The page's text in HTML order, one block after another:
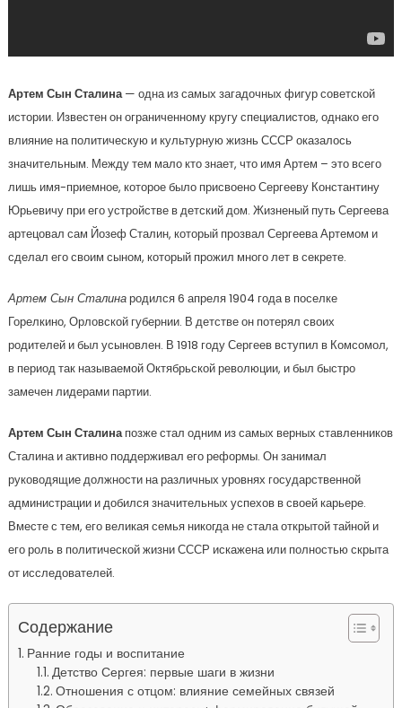
Артем Сын Сталина— одна из самых загадочных фигур советской
истории. Известен он ограниченному кругу специалистов, однако его
влияние на политическую и культурную жизнь СССР оказалось
значительным. Между тем мало кто знает, что имя Артем – это всего
лишь имя-приемное, которое было присвоено Сергееву Константину
Юрьевичу при его устройстве в детский дом. Жизненый путь Сергеева
артецовал сам Йозеф Сталин, который прозвал Сергеева Артемом и
сделал его своим сыном, который прожил много лет в секрете.
Артем Сын Сталинародился 6 апреля 1904 года в поселке
Горелкино, Орловской губернии. В детстве он потерял своих
родителей и был усыновлен. В 1918 году Сергеев вступил в Комсомол,
в период так называемой Октябрьской революции, и был быстро
замечен лидерами партии.
Артем Сын Сталинапозже стал одним из самых верных ставленников
Сталина и активно поддерживал его реформы. Он занимал
руководящие должности на различных уровнях государственной
администрации и добился значительных успехов в своей карьере.
Вместе с тем, его великая семья никогда не стала открытой тайной и
его роль в политической жизни СССР искажена или полностью скрыта
от исследователей.
Содержание
Ранние годы и воспитание
Детство Сергея: первые шаги в жизни
Отношения с отцом: влияние семейных связей